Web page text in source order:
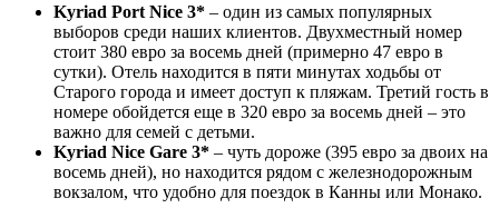
Kyriad Port Nice 3* – один из самых популярных
выборов среди наших клиентов. Двухместный номер
стоит 380 евро за восемь дней (примерно 47 евро в
сутки). Отель находится в пяти минутах ходьбы от
Старого города и имеет доступ к пляжам. Третий гость в
номере обойдется еще в 320 евро за восемь дней – это
важно для семей с детьми.
Kyriad Nice Gare 3* – чуть дороже (395 евро за двоих на
восемь дней), но находится рядом с железнодорожным
вокзалом, что удобно для поездок в Канны или Монако.